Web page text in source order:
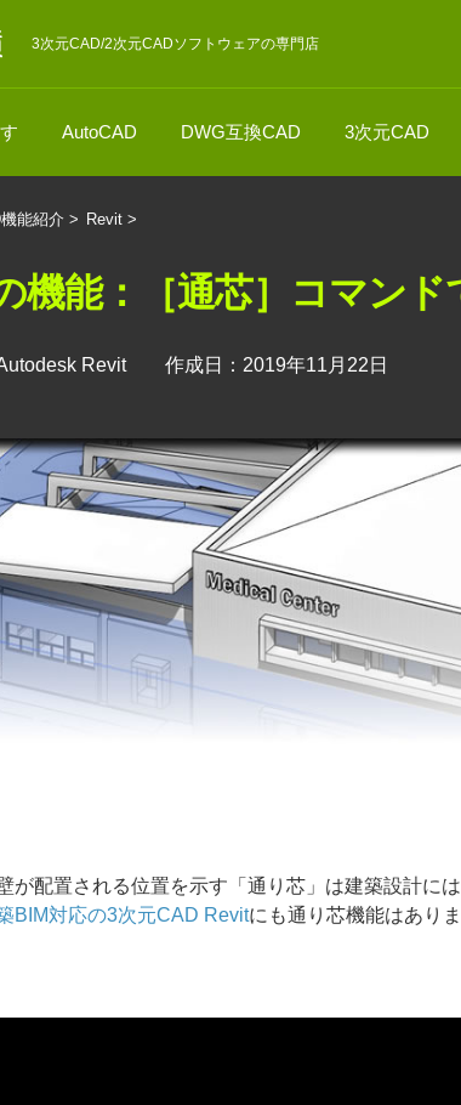
3次元CAD/2次元CADソフトウェアの専門店
AutoCAD DWG互換CAD 3次元CAD
能紹介 > Revit >
機能：［通芯］コマンド
Revit 作成日：2019年11月22日
が配置される位置を示す「通り芯」は建築設計に
BIM対応の3次元CAD Revitにも通り芯機能はあり